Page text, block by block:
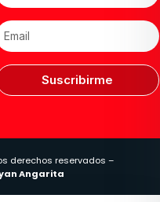
Suscribirme
derechos reservados –
Angarita